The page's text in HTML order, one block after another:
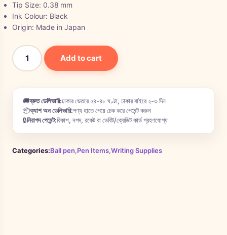
Tip Size: 0.38 mm
Ink Colour: Black
Origin: Made in Japan
Add to cart
🚚দ্রুত ডেলিভারি:ঢাকার ভেতরে ২৪-৪৮ ঘণ্টা, ঢাকার বাইরে ২-৩ দিন
📦ক্যাশ অন ডেলিভারি:পণ্য হাতে পেয়ে চেক করে পেমেন্ট করুন
🔒নিরাপদ পেমেন্ট:বিকাশ, নগদ, রকেট বা ডেবিট/ক্রেডিট কার্ড গ্রহণযোগ্য
Categories:Ball pen,Pen Items,Writing Supplies